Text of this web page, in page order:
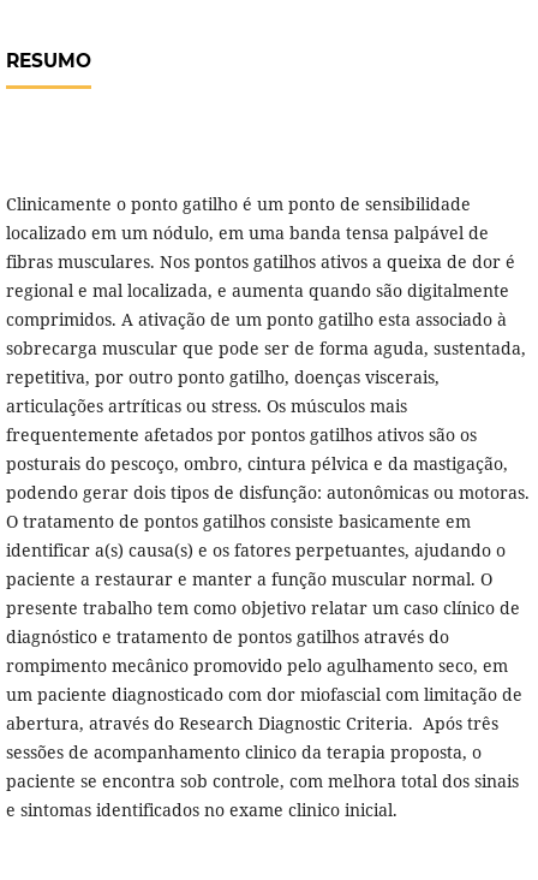
RESUMO
Clinicamente o ponto gatilho é um ponto de sensibilidade
localizado em um nódulo, em uma banda tensa palpável de
fibras musculares. Nos pontos gatilhos ativos a queixa de dor é
regional e mal localizada, e aumenta quando são digitalmente
comprimidos. A ativação de um ponto gatilho esta associado à
sobrecarga muscular que pode ser de forma aguda, sustentada,
repetitiva, por outro ponto gatilho, doenças viscerais,
articulações artríticas ou stress. Os músculos mais
frequentemente afetados por pontos gatilhos ativos são os
posturais do pescoço, ombro, cintura pélvica e da mastigação,
podendo gerar dois tipos de disfunção: autonômicas ou motoras.
O tratamento de pontos gatilhos consiste basicamente em
identificar a(s) causa(s) e os fatores perpetuantes, ajudando o
paciente a restaurar e manter a função muscular normal. O
presente trabalho tem como objetivo relatar um caso clínico de
diagnóstico e tratamento de pontos gatilhos através do
rompimento mecânico promovido pelo agulhamento seco, em
um paciente diagnosticado com dor miofascial com limitação de
abertura, através do Research Diagnostic Criteria. Após três
sessões de acompanhamento clinico da terapia proposta, o
paciente se encontra sob controle, com melhora total dos sinais
e sintomas identificados no exame clinico inicial.